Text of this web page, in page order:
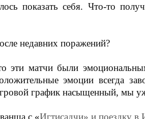
показать себя. Что-то
недавних поражений?
эти матчи были
эмоции всегда
график насыщенный, мы
с «Игтисадчи» и поездку в